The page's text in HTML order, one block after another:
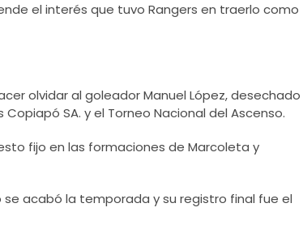
el interés que tuvo Rangers en traerlo como
olvidar al goleador Manuel López, desechado
SA. y el Torneo Nacional del Ascenso.
fijo en las formaciones de Marcoleta y
acabó la temporada y su registro final fue el